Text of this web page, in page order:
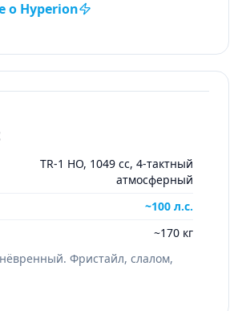
о Hyperion
TR-1 HO, 1049 cc, 4-тактный
атмосферный
~100 л.с.
~170 кг
Фристайл, слалом,